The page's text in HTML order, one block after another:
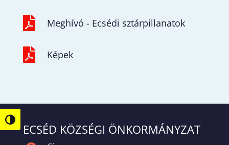
Nagy kontraszt váltása
 Meghívó - Ecsédi sztárpillanatok
 Képek
ECSÉD KÖZSÉGI ÖNKORMÁNYZAT